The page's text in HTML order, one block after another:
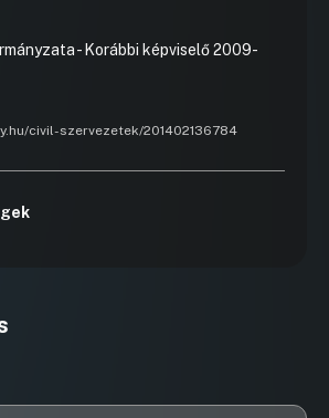
- Korábbi képviselő 2009-
civil-szervezetek/201402136784